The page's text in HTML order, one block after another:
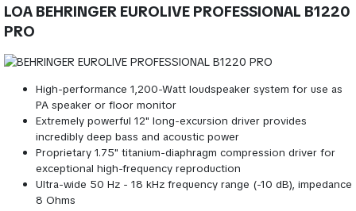
LOA BEHRINGER EUROLIVE PROFESSIONAL B1220
PRO
High-performance 1,200-Watt loudspeaker system for use as
PA speaker or floor monitor
Extremely powerful 12'' long-excursion driver provides
incredibly deep bass and acoustic power
Proprietary 1.75'' titanium-diaphragm compression driver for
exceptional high-frequency reproduction
Ultra-wide 50 Hz - 18 kHz frequency range (-10 dB), impedance
8 Ohms